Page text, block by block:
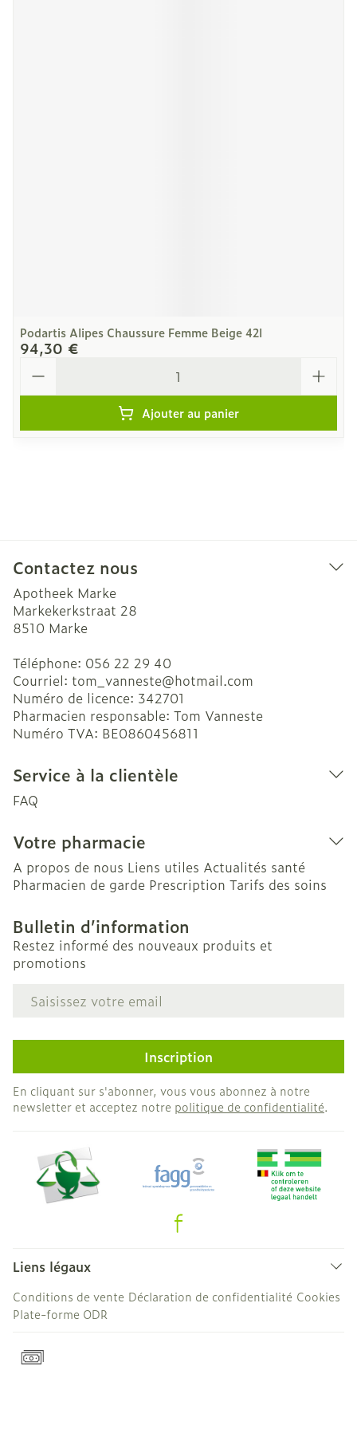
Podartis Alipes Chaussure Femme Beige 42l
94,30 €
Ajouter au panier
Contactez nous
Apotheek Marke
Markekerkstraat 28
8510 Marke
Téléphone: 056 22 29 40
Courriel: tom_vanneste@hotmail.com
Numéro de licence: 342701
Pharmacien responsable: Tom Vanneste
Numéro TVA: BE0860456811
Service à la clientèle
FAQ
Votre pharmacie
A propos de nous Liens utiles Actualités santé
Pharmacien de garde Prescription Tarifs des soins
Bulletin d’information
Restez informé des nouveaux produits et
promotions
Adresse mail
Inscription
En cliquant sur s'abonner, vous vous abonnez à notre
newsletter et acceptez notre politique de confidentialité.
Liens légaux
Conditions de vente Déclaration de confidentialité Cookies
Plate-forme ODR